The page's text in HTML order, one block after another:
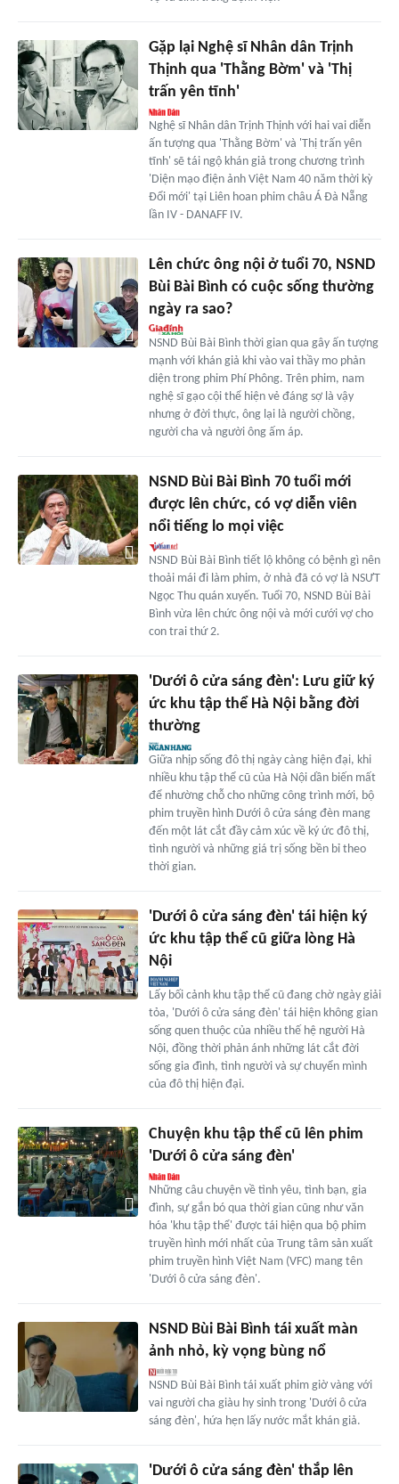
Gặp lại Nghệ sĩ Nhân dân Trịnh
Thịnh qua 'Thằng Bờm' và 'Thị
trấn yên tĩnh'
Nghệ sĩ Nhân dân Trịnh Thịnh với hai vai diễn
ấn tượng qua 'Thằng Bờm' và 'Thị trấn yên
tĩnh' sẽ tái ngộ khán giả trong chương trình
'Diện mạo điện ảnh Việt Nam 40 năm thời kỳ
Đổi mới' tại Liên hoan phim châu Á Đà Nẵng
lần IV - DANAFF IV.
Lên chức ông nội ở tuổi 70, NSND
Bùi Bài Bình có cuộc sống thường
ngày ra sao?
NSND Bùi Bài Bình thời gian qua gây ấn tượng
mạnh với khán giả khi vào vai thầy mo phản
diện trong phim Phí Phông. Trên phim, nam
nghệ sĩ gạo cội thể hiện vẻ đáng sợ là vậy
nhưng ở đời thực, ông lại là người chồng,
người cha và người ông ấm áp.
NSND Bùi Bài Bình 70 tuổi mới
được lên chức, có vợ diễn viên
nổi tiếng lo mọi việc
NSND Bùi Bài Bình tiết lộ không có bệnh gì nên
thoải mái đi làm phim, ở nhà đã có vợ là NSƯT
Ngọc Thu quán xuyến. Tuổi 70, NSND Bùi Bài
Bình vừa lên chức ông nội và mới cưới vợ cho
con trai thứ 2.
'Dưới ô cửa sáng đèn': Lưu giữ ký
ức khu tập thể Hà Nội bằng đời
thường
Giữa nhịp sống đô thị ngày càng hiện đại, khi
nhiều khu tập thể cũ của Hà Nội dần biến mất
để nhường chỗ cho những công trình mới, bộ
phim truyền hình Dưới ô cửa sáng đèn mang
đến một lát cắt đầy cảm xúc về ký ức đô thị,
tình người và những giá trị sống bền bỉ theo
thời gian.
'Dưới ô cửa sáng đèn' tái hiện ký
ức khu tập thể cũ giữa lòng Hà
Nội
Lấy bối cảnh khu tập thể cũ đang chờ ngày giải
tỏa, 'Dưới ô cửa sáng đèn' tái hiện không gian
sống quen thuộc của nhiều thế hệ người Hà
Nội, đồng thời phản ánh những lát cắt đời
sống gia đình, tình người và sự chuyển mình
của đô thị hiện đại.
Chuyện khu tập thể cũ lên phim
'Dưới ô cửa sáng đèn'
Những câu chuyện về tình yêu, tình bạn, gia
đình, sự gắn bó qua thời gian cũng như văn
hóa 'khu tập thể' được tái hiện qua bộ phim
truyền hình mới nhất của Trung tâm sản xuất
phim truyền hình Việt Nam (VFC) mang tên
'Dưới ô cửa sáng đèn'.
NSND Bùi Bài Bình tái xuất màn
ảnh nhỏ, kỳ vọng bùng nổ
NSND Bùi Bài Bình tái xuất phim giờ vàng với
vai người cha giàu hy sinh trong 'Dưới ô cửa
sáng đèn', hứa hẹn lấy nước mắt khán giả.
'Dưới ô cửa sáng đèn' thắp lên